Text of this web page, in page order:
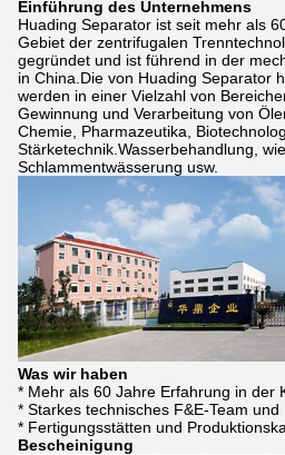
Einführung des Unternehmens
Huading Separator ist seit mehr als
Gebiet der zentrifugalen
gegründet und ist führend in der
in China.Die von Huading Separator
werden in einer Vielzahl von
Gewinnung und Verarbeitung von
Chemie, Pharmazeutika,
Stärketechnik.Wasserbehandlung,
Schlammentwässerung usw.
Was wir haben
* Mehr als 60 Jahre Erfahrung in der
* Starkes technisches F&E-Team
* Fertigungsstätten und
Bescheinigung